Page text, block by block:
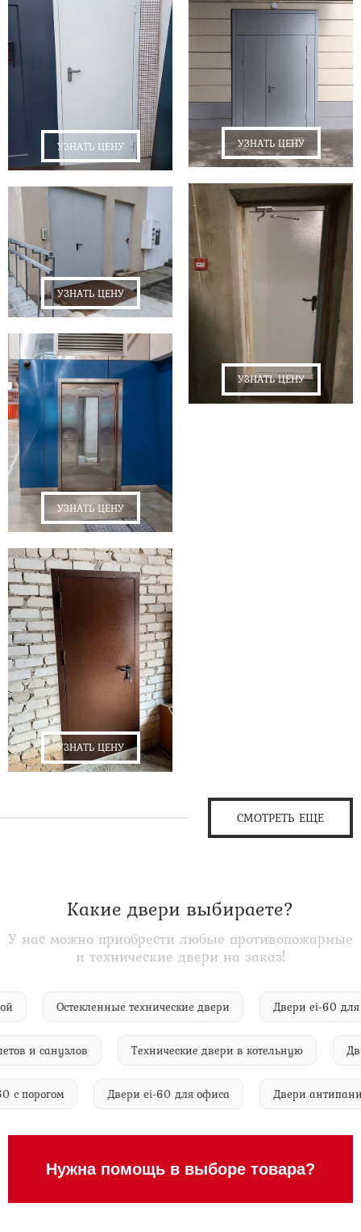
УЗНАТЬ ЦЕНУ
УЗНАТЬ ЦЕНУ
УЗНАТЬ ЦЕНУ
УЗНАТЬ ЦЕНУ
УЗНАТЬ ЦЕНУ
УЗНАТЬ ЦЕНУ
СМОТРЕТЬ ЕЩЕ
Какие двери выбираете?
У нас можно приобрести любые противопожарные
и технические двери на заказ!
Остекленные технические двери Двери ei-60
и санузлов Технические двери в котельную
60 с порогом Двери ei-60 для офиса Двери
Нужна помощь в выборе товара?